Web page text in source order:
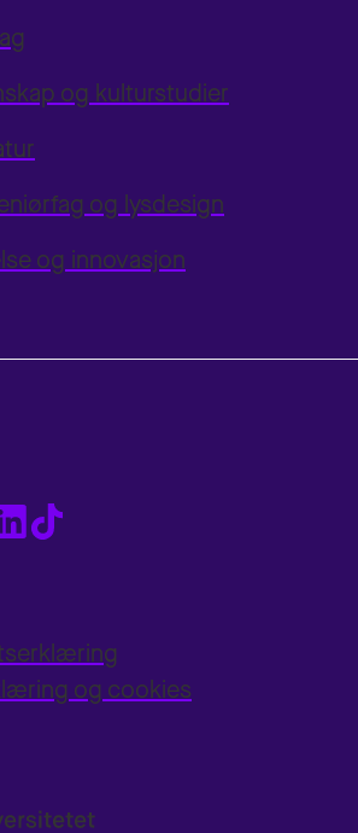
og kulturstudier
og lysdesign
og innovasjon
og cookies